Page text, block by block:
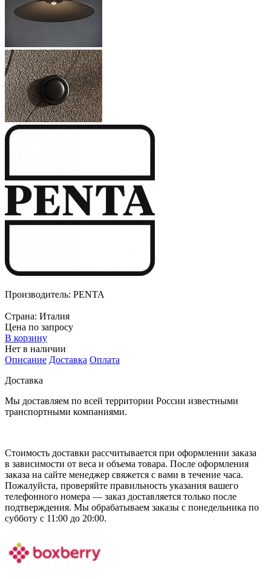
Производитель: PENTA
Страна: Италия
Цена по запросу
В корзину
Нет в наличии
Описание Доставка Оплата
Доставка
Мы доставляем по всей территории России известными
транспортными компаниями.
Стоимость доставки рассчитывается при оформлении заказа
в зависимости от веса и объема товара. После оформления
заказа на сайте менеджер свяжется с вами в течение часа.
Пожалуйста, проверяйте правильность указания вашего
телефонного номера — заказ доставляется только после
подтверждения. Мы обрабатываем заказы с понедельника по
субботу с 11:00 до 20:00.